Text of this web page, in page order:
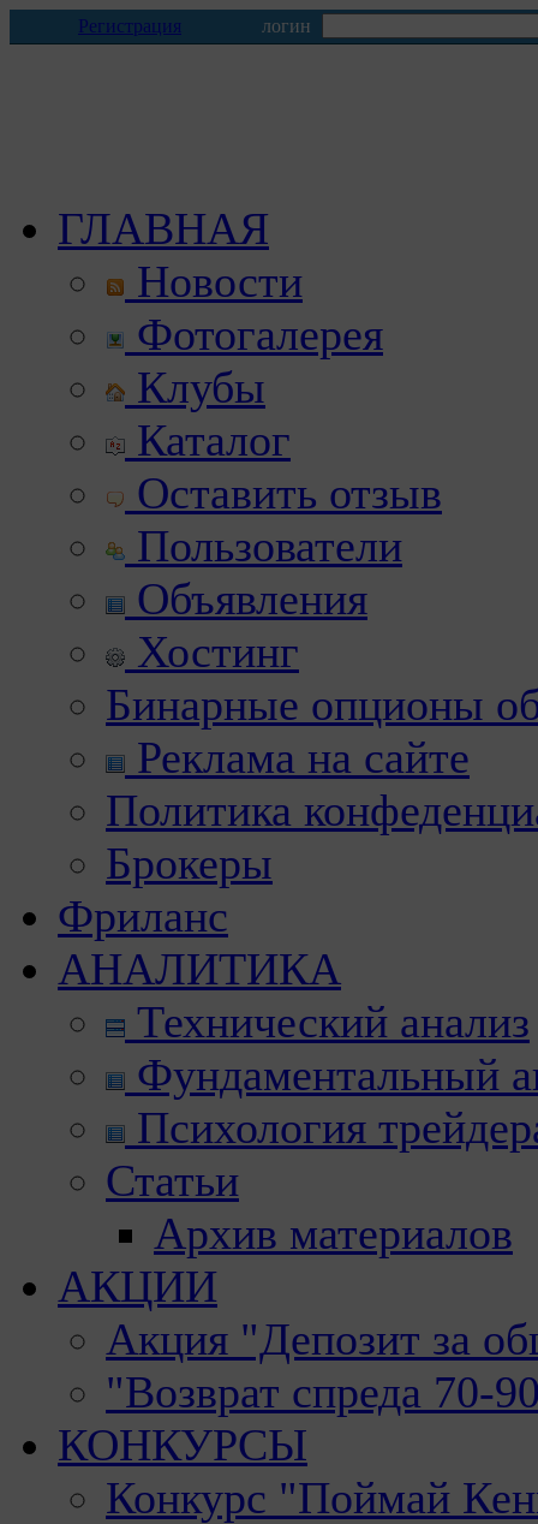
Регистрация логин
ГЛАВНАЯ
Новости
Фотогалерея
Клубы
Каталог
Оставить отзыв
Пользователи
Объявления
Хостинг
Бинарные опционы
Реклама на сайте
Политика
Брокеры
Фриланс
АНАЛИТИКА
Технический анализ
Фундаментальный
Психология
Статьи
Архив материалов
АКЦИИ
Акция "Депозит за
"Возврат спреда 70-
КОНКУРСЫ
Конкурс "Поймай